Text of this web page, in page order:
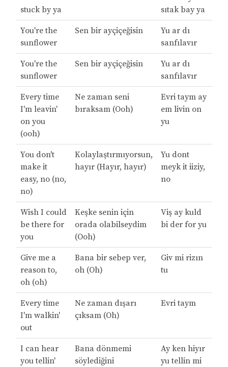
stuck by ya
sıtak bay ya
You're the
sunflower
Sen bir ayçiçeğisin
Yu ar dı
sanfılavır
You're the
sunflower
Sen bir ayçiçeğisin
Yu ar dı
sanfılavır
Every time
I'm leavin'
on you
(ooh)
Ne zaman seni
bıraksam (Ooh)
Evri taym ay
em livin on
yu
You don't
make it
easy, no (no,
no)
Kolaylaştırmıyorsun,
hayır (Hayır, hayır)
Yu dont
meyk it iiziy,
no
Wish I could
be there for
you
Keşke senin için
orada olabilseydim
(Ooh)
Viş ay kuld
bi der for yu
Give me a
reason to,
oh (oh)
Bana bir sebep ver,
oh (Oh)
Giv mi rizın
tu
Every time
I'm walkin'
out
Ne zaman dışarı
çıksam (Oh)
Evri taym
I can hear
you tellin'
Bana dönmemi
söylediğini
Ay ken hiyır
yu tellin mi